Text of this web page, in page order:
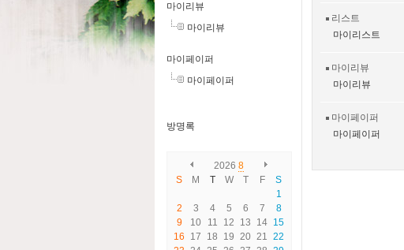
마이리뷰
마이리뷰
마이페이퍼
마이페이퍼
방명록
2026 8
S
M T W T F
S
1
2
3 4 5 6 7
8
9
10 11 12 13 14 15
16
17 18 19 20 21 22
리스트
마이리스트
마이리뷰
마이리뷰
마이페이퍼
마이페이퍼